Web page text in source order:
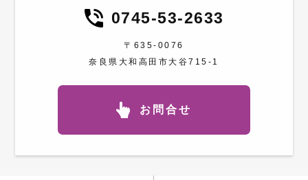
0745-53-2633
〒635-0076
奈良県大和高田市大谷715-1
お問合せ